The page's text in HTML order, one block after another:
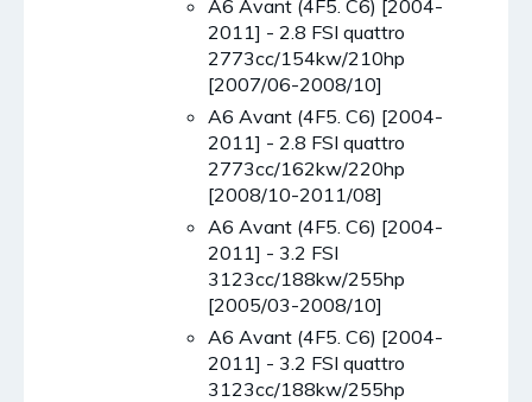
A6 Avant (4F5. C6) [2004-
2011] - 2.8 FSI quattro
2773cc/154kw/210hp
[2007/06-2008/10]
A6 Avant (4F5. C6) [2004-
2011] - 2.8 FSI quattro
2773cc/162kw/220hp
[2008/10-2011/08]
A6 Avant (4F5. C6) [2004-
2011] - 3.2 FSI
3123cc/188kw/255hp
[2005/03-2008/10]
A6 Avant (4F5. C6) [2004-
2011] - 3.2 FSI quattro
3123cc/188kw/255hp